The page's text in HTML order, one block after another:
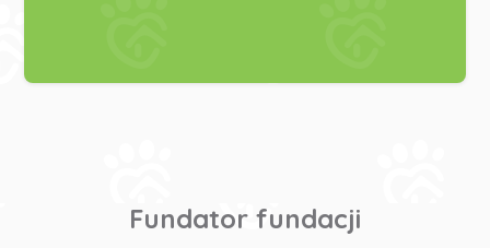
Fundator fundacji